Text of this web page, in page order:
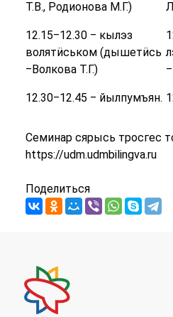
Т.В., Родионова М.Г.)
12.15‒12.30 ‒ кылэз
волятӥськом (дышетӥсь
‒Волкова Т.Г.)
12.30‒12.45 ‒ йылпумъян.
Семинар сярысь тросгес
https://udm.udmbilingva.ru
Поделиться